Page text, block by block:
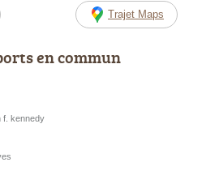
Trajet Maps
en commun
f. kennedy